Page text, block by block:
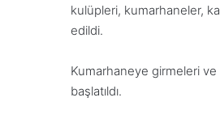
kulüpleri, kumarhaneler,
edildi.
Kumarhaneye girmeleri
başlatıldı.